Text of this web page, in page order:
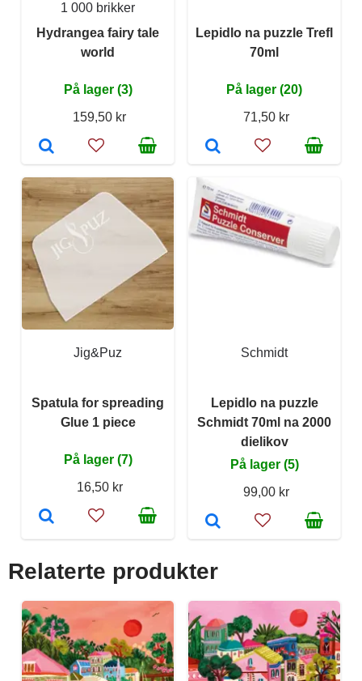
1 000 brikker
Hydrangea fairy tale
world
På lager (3)
159,50 kr
Lepidlo na puzzle Trefl
70ml
På lager (20)
71,50 kr
Jig&Puz
Spatula for spreading
Glue 1 piece
På lager (7)
16,50 kr
Schmidt
Lepidlo na puzzle
Schmidt 70ml na 2000
dielikov
På lager (5)
99,00 kr
Relaterte produkter